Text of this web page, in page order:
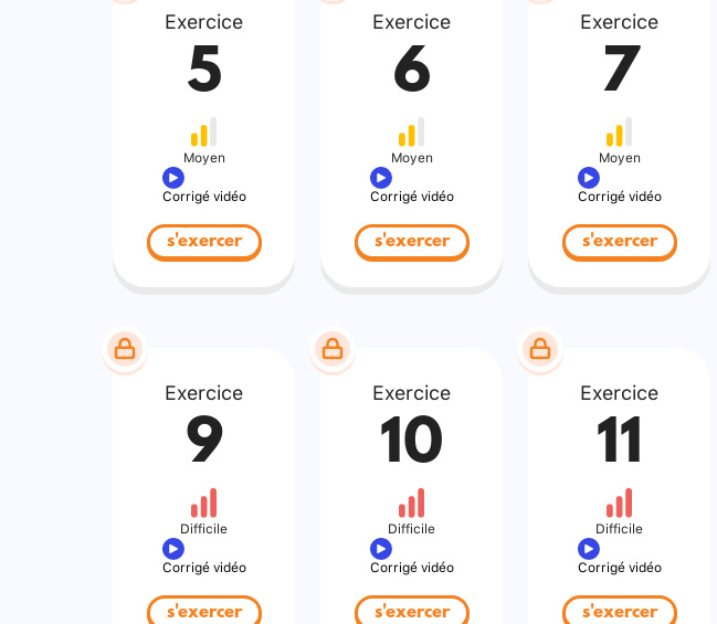
Exercice
5
Moyen
Corrigé vidéo
s'exercer
Exercice
6
Moyen
Corrigé vidéo
s'exercer
Exercice
7
Moyen
Corrigé vidéo
s'exercer
Exercice
9
Difficile
Corrigé vidéo
s'exercer
Exercice
10
Difficile
Corrigé vidéo
s'exercer
Exercice
11
Difficile
Corrigé vidéo
s'exercer